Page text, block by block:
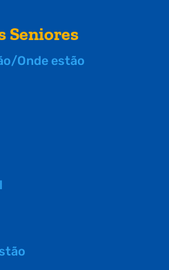
Seniores
Onde estão